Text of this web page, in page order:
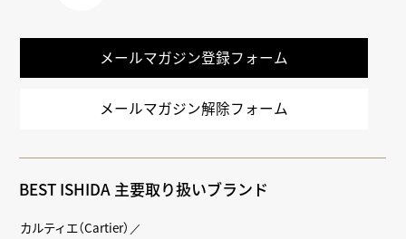
メールマガジン登録フォーム
メールマガジン解除フォーム
BEST ISHIDA 主要取り扱いブランド
カルティエ（Cartier）